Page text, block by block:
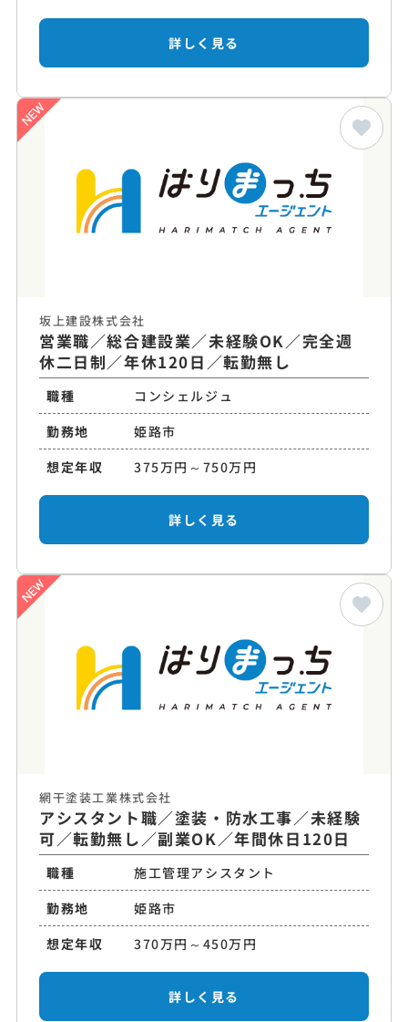
詳しく見る
坂上建設株式会社
営業職／総合建設業／未経験OK／完全週
休二日制／年休120日／転勤無し
職種
コンシェルジュ
勤務地
姫路市
想定年収
375万円～750万円
詳しく見る
網干塗装工業株式会社
アシスタント職／塗装・防水工事／未経験
可／転勤無し／副業OK／年間休日120日
職種
施工管理アシスタント
勤務地
姫路市
想定年収
370万円～450万円
詳しく見る